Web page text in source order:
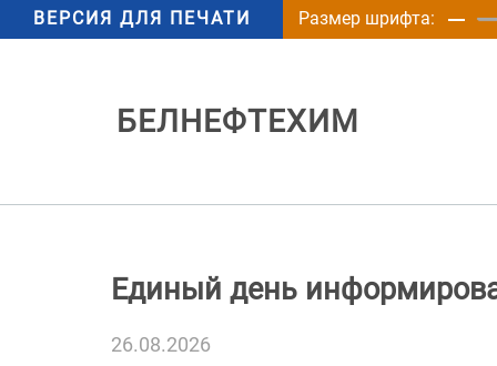
ВЕРСИЯ ДЛЯ ПЕЧАТИ Размер шрифта:
БЕЛНЕФТЕХИМ
Единый день
26.08.2026